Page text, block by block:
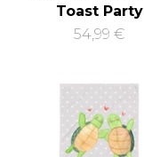
Toast Party
54,99 €